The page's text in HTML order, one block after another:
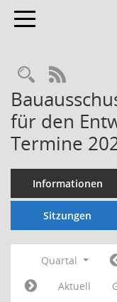
Toggle navigation
RSS-
für den
Termine
Informationen
Sitzungen
Quartal
Aktuell